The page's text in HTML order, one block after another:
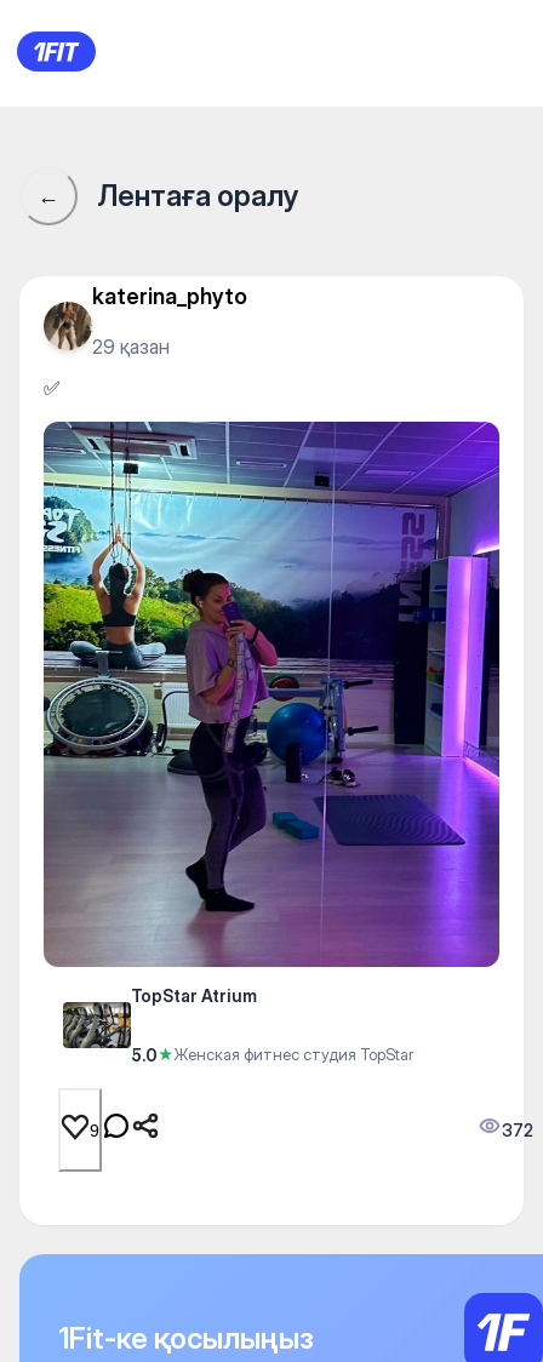
TopStar Atrium — Individual
← Лентаға оралу
katerina_phyto
29 қазан
✅
TopStar Atrium
5.0★Женская фитнес студия TopStar
9 372
1Fit-ке қосылыңыз